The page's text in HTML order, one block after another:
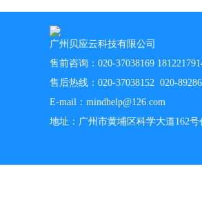
广州贝应云科技有限公司
售前咨询：020-37038169
售后热线：020-37038152 020-
E-mail：mindhelp@126.com
地址：广州市黄埔区科学大道162号